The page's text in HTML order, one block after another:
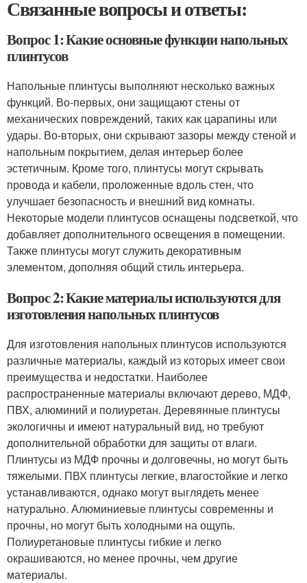
Связанные вопросы и ответы:
Вопрос 1: Какие основные функции напольных
плинтусов
Напольные плинтусы выполняют несколько важных
функций. Во-первых, они защищают стены от
механических повреждений, таких как царапины или
удары. Во-вторых, они скрывают зазоры между стеной и
напольным покрытием, делая интерьер более
эстетичным. Кроме того, плинтусы могут скрывать
провода и кабели, проложенные вдоль стен, что
улучшает безопасность и внешний вид комнаты.
Некоторые модели плинтусов оснащены подсветкой, что
добавляет дополнительного освещения в помещении.
Также плинтусы могут служить декоративным
элементом, дополняя общий стиль интерьера.
Вопрос 2: Какие материалы используются для
изготовления напольных плинтусов
Для изготовления напольных плинтусов используются
различные материалы, каждый из которых имеет свои
преимущества и недостатки. Наиболее
распространенные материалы включают дерево, МДФ,
ПВХ, алюминий и полиуретан. Деревянные плинтусы
экологичны и имеют натуральный вид, но требуют
дополнительной обработки для защиты от влаги.
Плинтусы из МДФ прочны и долговечны, но могут быть
тяжелыми. ПВХ плинтусы легкие, влагостойкие и легко
устанавливаются, однако могут выглядеть менее
натурально. Алюминиевые плинтусы современны и
прочны, но могут быть холодными на ощупь.
Полиуретановые плинтусы гибкие и легко
окрашиваются, но менее прочны, чем другие
материалы.